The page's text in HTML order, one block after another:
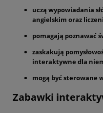
uczą wypowiadania
angielskim oraz
pomagają poznawać
zaskakują
interaktywne dla
mogą być sterowane
Zabawki